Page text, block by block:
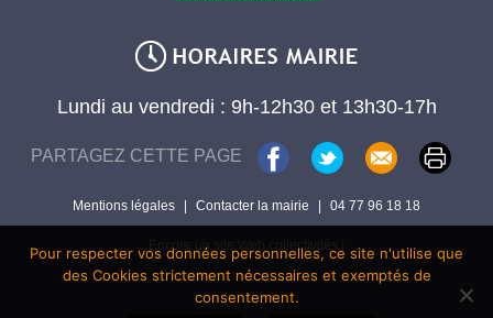
Lundi au vendredi : 9h-12h30 et 13h30-17h
PARTAGEZ CETTE PAGE
Mentions légales | Contacter la mairie | 04 77 96 18 18
Encore un site Web collectivités !
Pour respecter vos données personnelles, ce site n'utilise que
des Cookies strictement nécessaires et exemptés de
consentement.